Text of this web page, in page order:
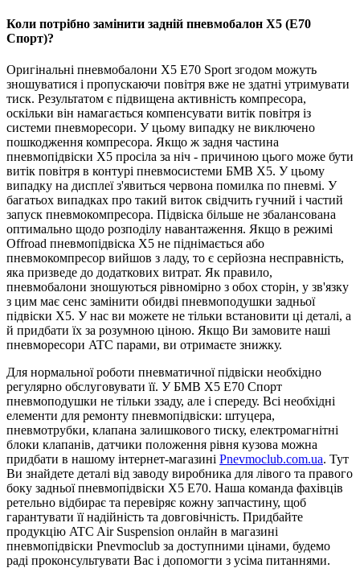
Коли потрібно замінити задній пневмобалон X5 (E70
Спорт)?
Оригінальні пневмобалони X5 E70 Sport згодом можуть
зношуватися і пропускаючи повітря вже не здатні утримувати
тиск. Результатом є підвищена активність компресора,
оскільки він намагається компенсувати витік повітря із
системи пневморесори. У цьому випадку не виключено
пошкодження компресора. Якщо ж задня частина
пневмопідвіски X5 просіла за ніч - причиною цього може бути
витік повітря в контурі пневмосистеми БМВ X5. У цьому
випадку на дисплеї з'явиться червона помилка по пневмі. У
багатьох випадках про такий виток свідчить гучний і частий
запуск пневмокомпресора. Підвіска більше не збалансована
оптимально щодо розподілу навантаження. Якщо в режимі
Offroad пневмопідвіска X5 не піднімається або
пневмокомпресор вийшов з ладу, то є серйозна несправність,
яка призведе до додаткових витрат. Як правило,
пневмобалони зношуються рівномірно з обох сторін, у зв'язку
з цим має сенс замінити обидві пневмоподушки задньої
підвіски X5. У нас ви можете не тільки встановити ці деталі, а
й придбати їх за розумною ціною. Якщо Ви замовите наші
пневморесори ATC парами, ви отримаєте знижку.
Для нормальної роботи пневматичної підвіски необхідно
регулярно обслуговувати її. У БМВ X5 E70 Спорт
пневмоподушки не тільки ззаду, але і спереду. Всі необхідні
елементи для ремонту пневмопідвіски: штуцера,
пневмотрубки, клапана залишкового тиску, електромагнітні
блоки клапанів, датчики положення рівня кузова можна
придбати в нашому інтернет-магазині Pnevmoclub.com.ua. Тут
Ви знайдете деталі від заводу виробника для лівого та правого
боку задньої пневмопідвіски X5 E70. Наша команда фахівців
ретельно відбирає та перевіряє кожну запчастину, щоб
гарантувати її надійність та довговічність. Придбайте
продукцію ATC Air Suspension онлайн в магазині
пневмопідвіски Pnevmoclub за доступними цінами, будемо
раді проконсультувати Вас і допомогти з усіма питаннями.